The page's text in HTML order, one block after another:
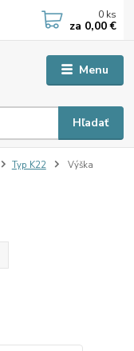
Menu
Hľadať
0 ks
za 0,00 €
Typ K22
Výška